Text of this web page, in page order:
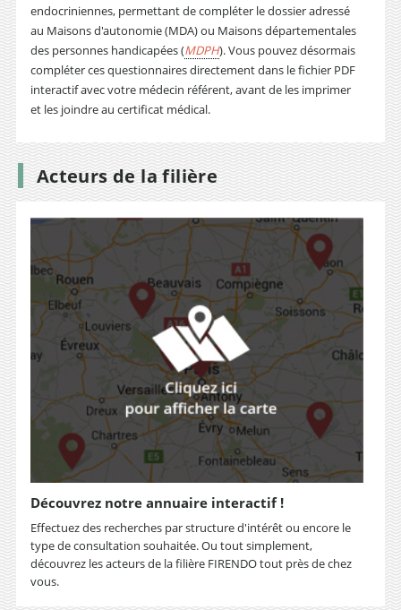
endocriniennes, permettant de compléter le dossier adressé
au Maisons d'autonomie (MDA) ou Maisons départementales
des personnes handicapées (MDPH). Vous pouvez désormais
compléter ces questionnaires directement dans le fichier PDF
interactif avec votre médecin référent, avant de les imprimer
et les joindre au certificat médical.
Acteurs de la filière
Découvrez notre annuaire interactif !
Effectuez des recherches par structure d'intérêt ou encore le
type de consultation souhaitée. Ou tout simplement,
découvrez les acteurs de la filière FIRENDO tout près de chez
vous.